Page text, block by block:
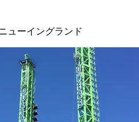
ューイングランド